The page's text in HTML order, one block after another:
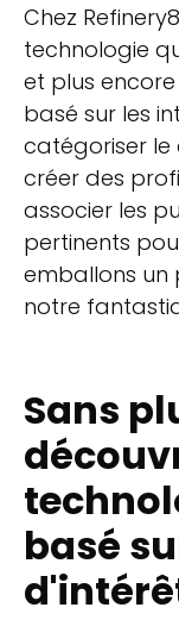
Chez
technologie
et plus
basé sur les
catégoriser le
créer des
associer les
pertinents
emballons un
notre
Sans
basé